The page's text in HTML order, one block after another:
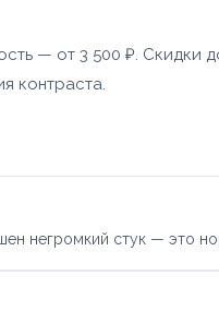
— от 3 500 ₽. Скидки
контраста.
негромкий стук — это